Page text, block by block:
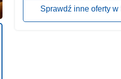
Sprawdź inne oferty